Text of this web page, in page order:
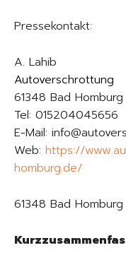
Pressekontakt:
A. Lahib
Autoverschrottung
61348 Bad Homburg
Tel: 015204045656
E-Mail:
Web: https://
homburg.de/
61348 Bad Homburg